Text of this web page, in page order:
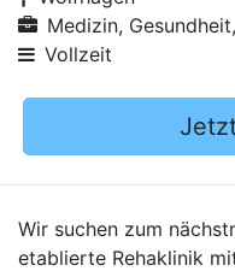
Medizin,
Vollzeit
Wir suchen zum
etablierte Rehaklinik